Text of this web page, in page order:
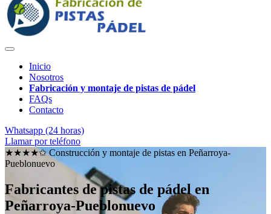
Inicio
Nosotros
Fabricación y montaje de pistas de pádel
FAQs
Contacto
Whatsapp (24 horas)
Llamar por teléfono
★★★★✩ Construcción y montaje de pistas en Peñarroya-
Pueblonuevo
Fabricantes de pistas de pádel en
Peñarroya-Pueblonuevo